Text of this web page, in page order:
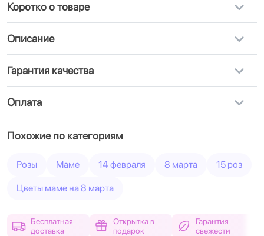
Коротко о товаре
Описание
Гарантия качества
Оплата
Похожие по категориям
Розы Маме 14 февраля 8 марта 15 роз
Цветы маме на 8 марта
Бесплатная
доставка
Открытка в
подарок
Гарантия
свежести